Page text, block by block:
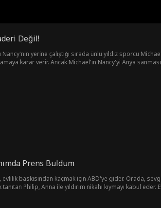
Değil!
yerine çalıştığı sırada ünlü yıldız sporcu
karar verir. Ancak Michael'ın Nancy'yi Anya
Prens Buldum
evlilik baskısından kaçmak için ABD'ye gider. Orada,
Philip, Anna ile yıldırım nikahı kıymayı kabul